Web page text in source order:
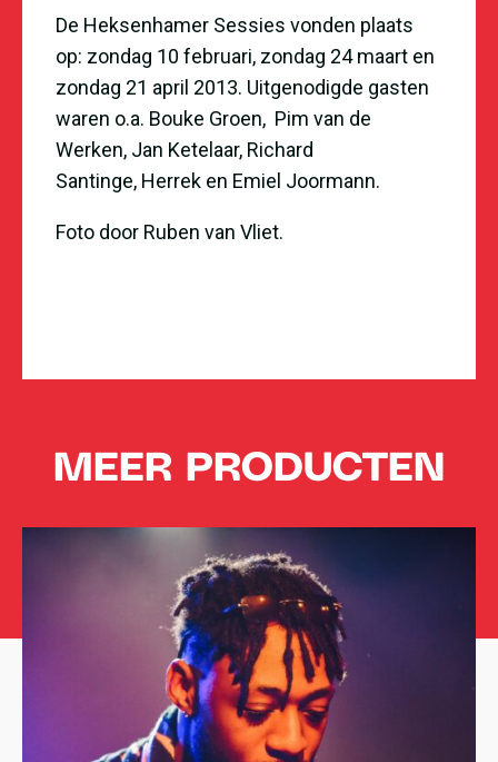
De Heksenhamer Sessies vonden plaats
op: zondag 10 februari, zondag 24 maart en
zondag 21 april 2013. Uitgenodigde gasten
waren o.a. Bouke Groen, Pim van de
Werken, Jan Ketelaar, Richard
Santinge, Herrek en Emiel Joormann.
Foto door Ruben van Vliet.
MEER PRODUCTEN